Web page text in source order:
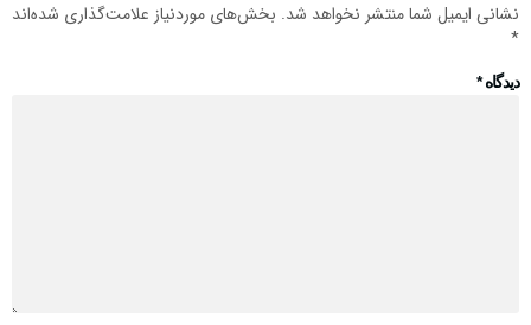
نشانی ایمیل شما منتشر نخواهد شد. بخش‌های موردنیاز علامت‌گذاری شده‌اند
*
دیدگاه*